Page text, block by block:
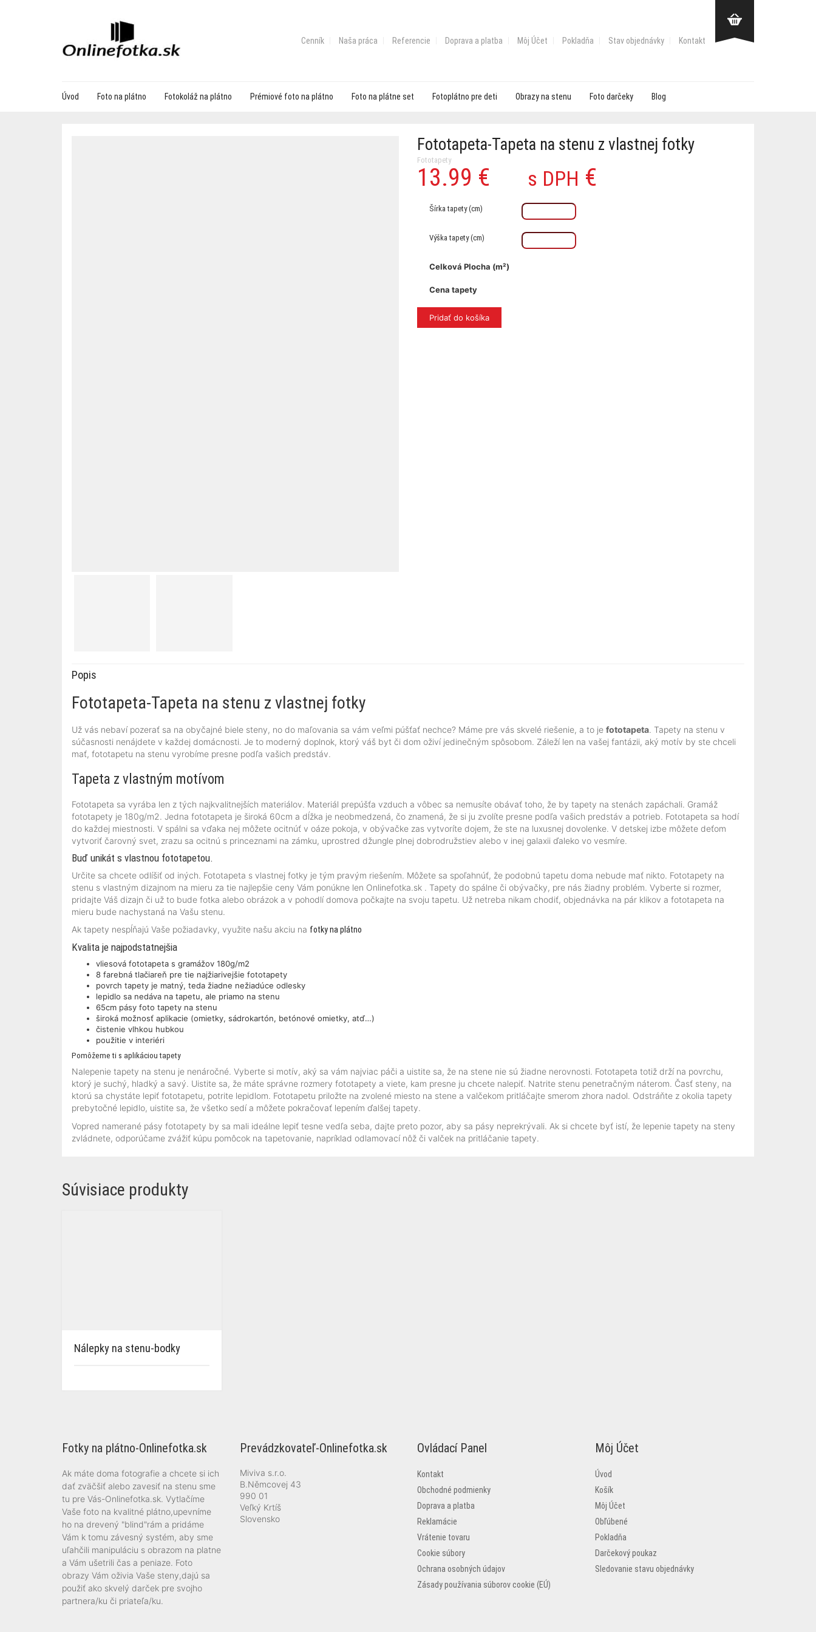
Cenník Naša práca Referencie Doprava a platba Môj Účet Pokladňa Stav objednávky Kontakt
Úvod Foto na plátno Fotokoláž na plátno Prémiové foto na plátno Foto na plátne set Fotoplátno pre deti Obrazy na stenu Foto darčeky Blog
Fototapeta-Tapeta na stenu z vlastnej fotky
Fototapety
Pôvodná
cena
bola:
19.99 €.
13.99 €
Aktuálna
cena
je:
13.99 €.
s DPH €
Šírka tapety (cm)
Výška tapety (cm)
Celková Plocha (m²)
Cena tapety
Pridať do košíka
Popis
Fototapeta-Tapeta na stenu z vlastnej fotky
Už vás nebaví pozerať sa na obyčajné biele steny, no do maľovania sa vám veľmi púšťať nechce? Máme pre vás skvelé riešenie, a to je fototapeta. Tapety na stenu v
súčasnosti nenájdete v každej domácnosti. Je to moderný doplnok, ktorý váš byt či dom oživí jedinečným spôsobom. Záleží len na vašej fantázii, aký motív by ste chceli
mať, fototapetu na stenu vyrobíme presne podľa vašich predstáv.
Tapeta z vlastným motívom
Fototapeta sa vyrába len z tých najkvalitnejších materiálov. Materiál prepúšťa vzduch a vôbec sa nemusíte obávať toho, že by tapety na stenách zapáchali. Gramáž
fototapety je 180g/m2. Jedna fototapeta je široká 60cm a dĺžka je neobmedzená, čo znamená, že si ju zvolíte presne podľa vašich predstáv a potrieb. Fototapeta sa hodí
do každej miestnosti. V spálni sa vďaka nej môžete ocitnúť v oáze pokoja, v obývačke zas vytvoríte dojem, že ste na luxusnej dovolenke. V detskej izbe môžete deťom
vytvoriť čarovný svet, zrazu sa ocitnú s princeznami na zámku, uprostred džungle plnej dobrodružstiev alebo v inej galaxii ďaleko vo vesmíre.
Buď unikát s vlastnou fototapetou.
Určite sa chcete odlíšiť od iných. Fototapeta s vlastnej fotky je tým pravým riešením. Môžete sa spoľahnúť, že podobnú tapetu doma nebude mať nikto. Fototapety na
stenu s vlastným dizajnom na mieru za tie najlepšie ceny Vám ponúkne len Onlinefotka.sk . Tapety do spálne či obývačky, pre nás žiadny problém. Vyberte si rozmer,
pridajte Váš dizajn či už to bude fotka alebo obrázok a v pohodlí domova počkajte na svoju tapetu. Už netreba nikam chodiť, objednávka na pár klikov a fototapeta na
mieru bude nachystaná na Vašu stenu.
Ak tapety nespĺňajú Vaše požiadavky, využite našu akciu na fotky na plátno
Kvalita je najpodstatnejšia
vliesová fototapeta s gramážov 180g/m2
8 farebná tlačiareň pre tie najžiarivejšie fototapety
povrch tapety je matný, teda žiadne nežiadúce odlesky
lepidlo sa nedáva na tapetu, ale priamo na stenu
65cm pásy foto tapety na stenu
široká možnosť aplikacie (omietky, sádrokartón, betónové omietky, atď…)
čistenie vlhkou hubkou
použitie v interiéri
Pomôžeme ti s aplikáciou tapety
Nalepenie tapety na stenu je nenáročné. Vyberte si motív, aký sa vám najviac páči a uistite sa, že na stene nie sú žiadne nerovnosti. Fototapeta totiž drží na povrchu,
ktorý je suchý, hladký a savý. Uistite sa, že máte správne rozmery fototapety a viete, kam presne ju chcete nalepiť. Natrite stenu penetračným náterom. Časť steny, na
ktorú sa chystáte lepiť fototapetu, potrite lepidlom. Fototapetu priložte na zvolené miesto na stene a valčekom pritláčajte smerom zhora nadol. Odstráňte z okolia tapety
prebytočné lepidlo, uistite sa, že všetko sedí a môžete pokračovať lepením ďalšej tapety.
Vopred namerané pásy fototapety by sa mali ideálne lepiť tesne vedľa seba, dajte preto pozor, aby sa pásy neprekrývali. Ak si chcete byť istí, že lepenie tapety na steny
zvládnete, odporúčame zvážiť kúpu pomôcok na tapetovanie, napríklad odlamovací nôž či valček na pritláčanie tapety.
Súvisiace produkty
Nálepky na stenu-bodky
Fotky na plátno-Onlinefotka.sk
Ak máte doma fotografie a chcete si ich
dať zväčšiť alebo zavesiť na stenu sme
tu pre Vás-Onlinefotka.sk. Vytlačíme
Vaše foto na kvalitné plátno,upevníme
ho na drevený "blind"rám a pridáme
Vám k tomu závesný systém, aby sme
uľahčili manipuláciu s obrazom na platne
a Vám ušetrili čas a peniaze. Foto
obrazy Vám oživia Vaše steny,dajú sa
použiť ako skvelý darček pre svojho
partnera/ku či priateľa/ku.
Prevádzkovateľ-Onlinefotka.sk
Miviva s.r.o.
B.Němcovej 43
990 01
Veľký Krtíš
Slovensko
Ovládací Panel
Kontakt
Obchodné podmienky
Doprava a platba
Reklamácie
Vrátenie tovaru
Cookie súbory
Ochrana osobných údajov
Zásady používania súborov cookie (EÚ)
Môj Účet
Úvod
Košík
Môj Účet
Obľúbené
Pokladňa
Darčekový poukaz
Sledovanie stavu objednávky